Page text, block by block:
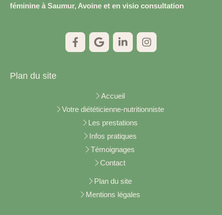
féminine à Saumur, Avoine et en visio consultation
Plan du site
Accueil
Votre diététicienne-nutritionniste
Les prestations
Infos pratiques
Témoignages
Contact
Plan du site
Mentions légales